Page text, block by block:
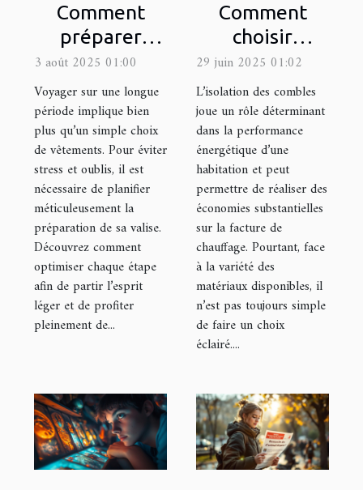
Comment
préparer
efficacement
sa valise pour
un long
voyage ?
3 août 2025 01:00
Voyager sur une longue
période implique bien
plus qu’un simple choix
de vêtements. Pour éviter
stress et oublis, il est
nécessaire de planifier
méticuleusement la
préparation de sa valise.
Découvrez comment
optimiser chaque étape
afin de partir l’esprit
léger et de profiter
pleinement de...
Comment
choisir
l'isolant idéal
pour votre
grenier ?
29 juin 2025 01:02
L’isolation des combles
joue un rôle déterminant
dans la performance
énergétique d’une
habitation et peut
permettre de réaliser des
économies substantielles
sur la facture de
chauffage. Pourtant, face
à la variété des
matériaux disponibles, il
n’est pas toujours simple
de faire un choix
éclairé....